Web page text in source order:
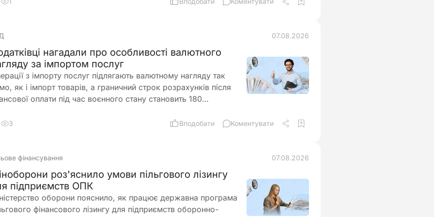
07.08.2026
нагадали про особливості валютного
за імпортом послуг
з імпорту послуг підлягають валютному нагляду так
як і імпорт товарів, а граничний строк розрахунків після
оплати під час воєнного стану становить 180
отримання послуг та які механізми можуть
3 Вподобати Коментувати
фінансування 07.08.2026
роз'яснило умови пільгового лізингу
підприємств ОПК
оборони пояснило, як працює державна програма
фінансового лізингу для підприємств оборонно-